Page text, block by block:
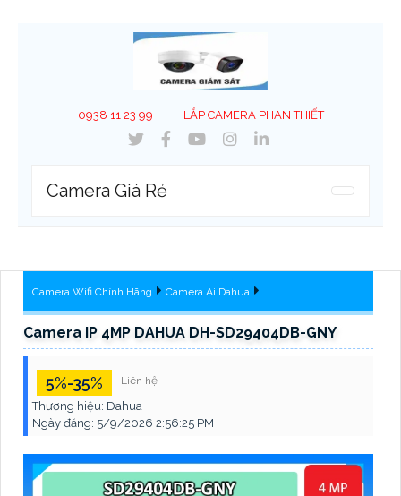
0938 11 23 99 LẮP CAMERA PHAN THIẾT
Camera Giá Rẻ
Camera Wifi Chính Hãng Camera Ai Dahua
Camera IP 4MP DAHUA DH-SD29404DB-GNY
5%-35% Liên hệ
Thương hiệu: Dahua
Ngày đăng: 5/9/2026 2:56:25 PM